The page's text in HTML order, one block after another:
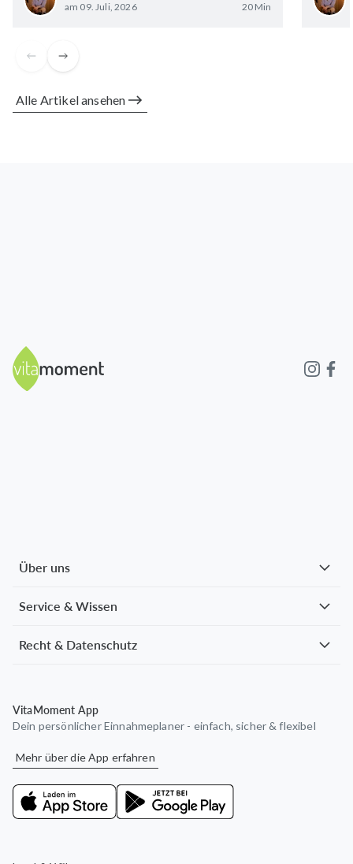
am 09. Juli, 2026
20 Min
Alle Artikel ansehen
Über uns
Service & Wissen
Recht & Datenschutz
VitaMoment App
Dein persönlicher Einnahmeplaner - einfach, sicher & flexibel
Mehr über die App erfahren